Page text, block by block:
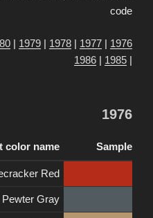
code
1976
|
1977
|
1978
|
1979
|
|
1985
|
1986
1976
Sample
color name
Red
Pewter Gray